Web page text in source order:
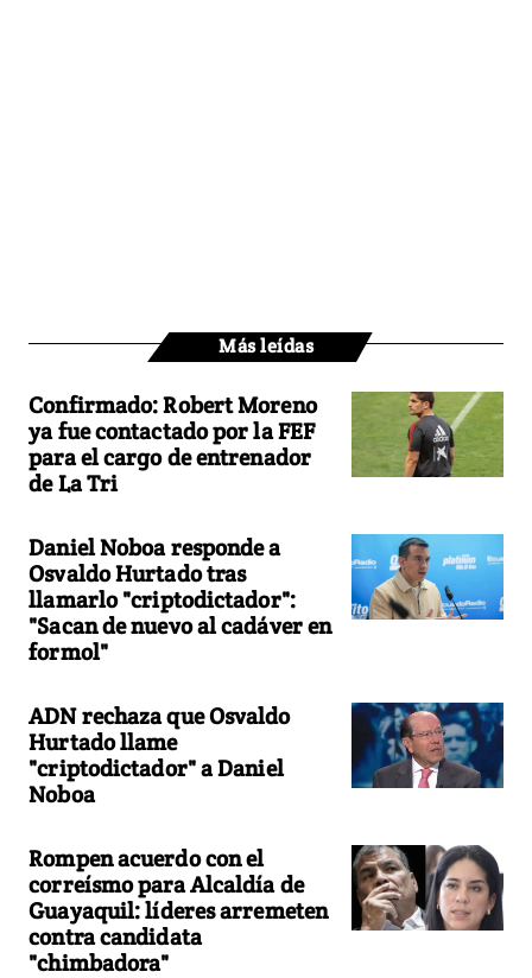
Más leídas
Confirmado: Robert Moreno
ya fue contactado por la FEF
para el cargo de entrenador
de La Tri
Daniel Noboa responde a
Osvaldo Hurtado tras
llamarlo "criptodictador":
"Sacan de nuevo al cadáver en
formol"
ADN rechaza que Osvaldo
Hurtado llame
"criptodictador" a Daniel
Noboa
Rompen acuerdo con el
correísmo para Alcaldía de
Guayaquil: líderes arremeten
contra candidata
"chimbadora"